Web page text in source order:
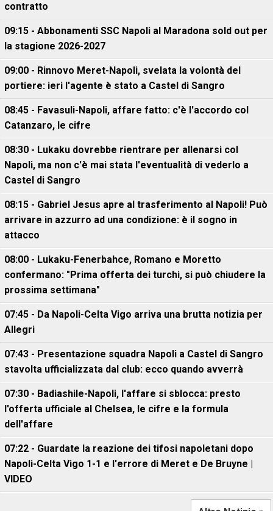
contratto
09:15 - Abbonamenti SSC Napoli al Maradona sold out per
la stagione 2026-2027
09:00 - Rinnovo Meret-Napoli, svelata la volontà del
portiere: ieri l'agente è stato a Castel di Sangro
08:45 - Favasuli-Napoli, affare fatto: c'è l'accordo col
Catanzaro, le cifre
08:30 - Lukaku dovrebbe rientrare per allenarsi col
Napoli, ma non c'è mai stata l'eventualità di vederlo a
Castel di Sangro
08:15 - Gabriel Jesus apre al trasferimento al Napoli! Può
arrivare in azzurro ad una condizione: è il sogno in
attacco
08:00 - Lukaku-Fenerbahce, Romano e Moretto
confermano: "Prima offerta dei turchi, si può chiudere la
prossima settimana"
07:45 - Da Napoli-Celta Vigo arriva una brutta notizia per
Allegri
07:43 - Presentazione squadra Napoli a Castel di Sangro
stavolta ufficializzata dal club: ecco quando avverrà
07:30 - Badiashile-Napoli, l'affare si sblocca: presto
l'offerta ufficiale al Chelsea, le cifre e la formula
dell'affare
07:22 - Guardate la reazione dei tifosi napoletani dopo
Napoli-Celta Vigo 1-1 e l'errore di Meret e De Bruyne |
VIDEO